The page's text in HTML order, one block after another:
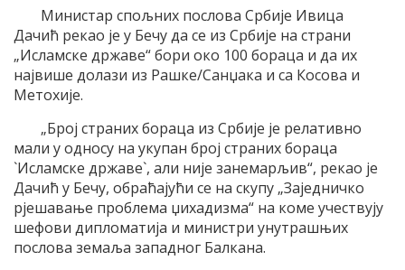
Министар спољних послова Србије Ивица
Дачић рекао је у Бечу да се из Србије на страни
„Исламске државе“ бори око 100 бораца и да их
највише долази из Рашке/Санџака и са Косова и
Метохије.
„Број страних бораца из Србије је релативно
мали у односу на укупан број страних бораца
`Исламске државе`, али није занемарљив“, рекао је
Дачић у Бечу, обраћајући се на скупу „Заједничко
рјешавање проблема џихадизма“ на коме учествују
шефови дипломатија и министри унутрашњих
послова земаља западног Балкана.